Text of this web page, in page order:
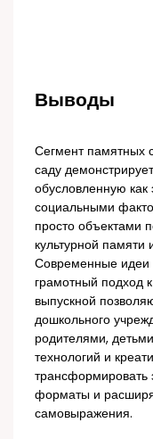
Выводы
Сегмент памятных
саду
обусловленную как
социальными
просто объектами
культурной памяти
Современные идеи
грамотный подход
выпускной
дошкольного
родителями,
технологий и
трансформировать
форматы и
самовыражения.